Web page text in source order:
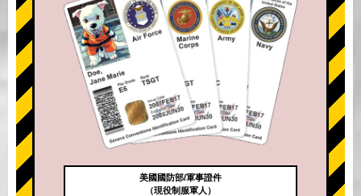
美國國防部/軍事證件
（現役制服軍人）